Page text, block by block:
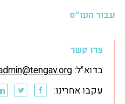
עבור העו״ס
צרו קשר
בדוא"ל:
עקבו אחרינו: